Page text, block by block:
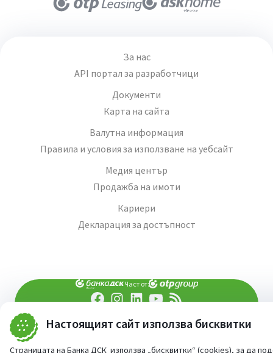
Настоящият сайт използва бисквитки
Страницата на Банка ДСК използва „бисквитки“ (cookies), за да
За нас
API портал за разработчици
Документи
Карта на сайта
Валутна информация
Правила и условия за използване на уебсайт
Медия център
Продажба на имоти
Кариери
Декларация за достъпност
Част от:
При въпроси -попитай AI асистента ни
Сайт от:StudioX